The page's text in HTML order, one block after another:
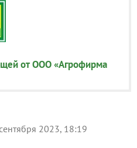
от ООО «Агрофирма
2023, 18:19